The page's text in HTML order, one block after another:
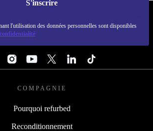
S'inscrire
l'utilisation des données personnelles sont disponibles
COMPAGNIE
Pourquoi refurbed
Reconditionnement